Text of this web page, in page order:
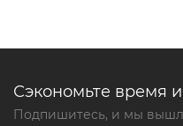
Сэкономьте время
Подпишитесь, и мы